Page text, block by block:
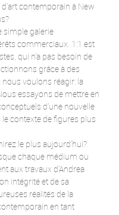
contemporain à New
simple galerie
commerciaux. 1:1 est
qui n’a pas besoin de
grâce à des
nous voulons réagir: la
essayons de mettre en
d’une nouvelle
le contexte de figures plus
le plus aujourd’hui?
chaque médium ou
aux travaux d’Andrea
intégrité et de sa
réalités de la
en tant